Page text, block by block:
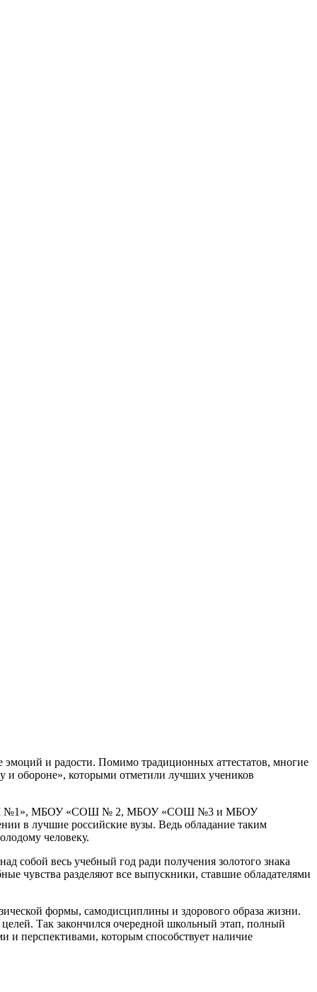
и радости. Помимо традиционных аттестатов, многие
и обороне», которыми отметили лучших учеников
№1», МБОУ «СОШ № 2, МБОУ «СОШ №3 и МБОУ
в лучшие российские вузы. Ведь обладание таким
человеку.
весь учебный год ради получения золотого знака
чувства разделяют все выпускники, ставшие обладателями
формы, самодисциплины и здорового образа жизни.
Так закончился очередной школьный этап, полный
перспективами, которым способствует наличие